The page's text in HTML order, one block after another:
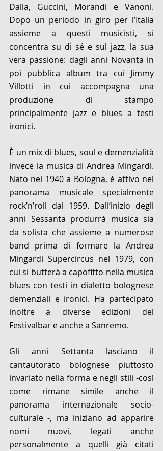
Dalla, Guccini, Morandi e Vanoni.
Dopo un periodo in giro per l’Italia
assieme a questi musicisti, si
concentra su di sé e sul jazz, la sua
vera passione: dagli anni Novanta in
poi pubblica album tra cui Jimmy
Villotti in cui accompagna una
produzione di stampo
principalmente jazz e blues a testi
ironici.
È un mix di blues, soul e demenzialità
invece la musica di Andrea Mingardi.
Nato nel 1940 a Bologna, è attivo nel
panorama musicale specialmente
rock’n’roll dal 1959. Dall’inizio degli
anni Sessanta produrrà musica sia
da solista che assieme a numerose
band prima di formare la Andrea
Mingardi Supercircus nel 1979, con
cui si butterà a capofitto nella musica
blues con testi in dialetto bolognese
demenziali e ironici. Ha partecipato
inoltre a diverse edizioni del
Festivalbar e anche a Sanremo.
Gli anni Settanta lasciano il
cantautorato bolognese piuttosto
invariato nella forma e negli stili -così
come rimane simile anche il
panorama internazionale socio-
culturale -, ma iniziano ad apparire
nomi nuovi, legati anche
personalmente a quelli già citati